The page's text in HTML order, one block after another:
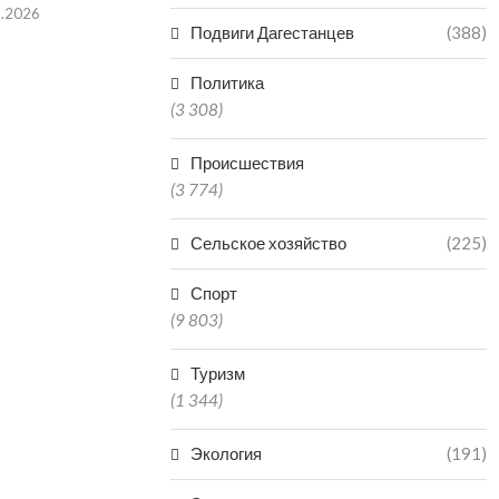
Подвиги Дагестанцев (388)
Политика
(3 308)
Происшествия
(3 774)
Сельское хозяйство (225)
Спорт
(9 803)
Туризм
(1 344)
Экология (191)